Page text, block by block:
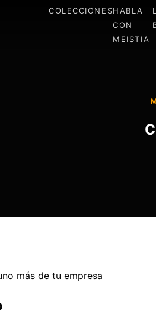
COLECCIONESHABLA
CON
MEISTIA
más de tu empresa